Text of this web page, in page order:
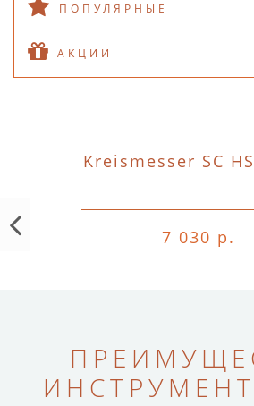
ПОПУЛЯРНЫЕ
АКЦИИ
Kreismesser SC
7 030 р.